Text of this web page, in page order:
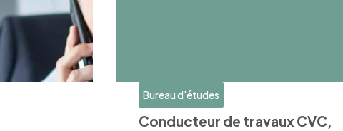
Bureau d'études
Conducteur de travaux CVC,